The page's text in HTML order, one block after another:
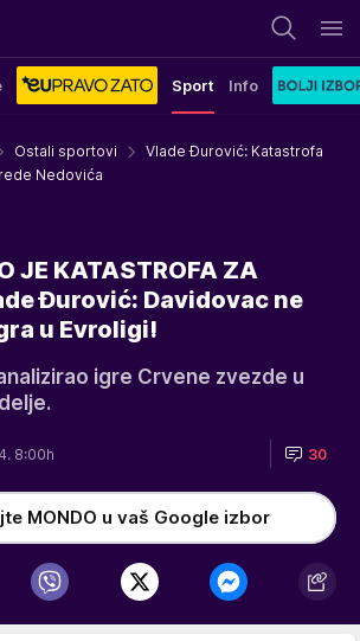
Sport Info
Ostali sportovi
Vlade Đurović: Katastrofa
Nedovića
JE KATASTROFA ZA
Đurović: Davidovac ne
u Evroligi!
igre Crvene zvezde u
8:00h 30
MONDO u vaš Google izbor